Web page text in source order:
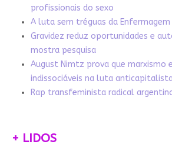
profissionais do sexo
A luta sem tréguas da Enfermagem
Gravidez reduz oportunidades e
mostra pesquisa
August Nimtz prova que marxismo
indissociáveis na luta
Rap transfeminista radical argentino
+ LIDOS